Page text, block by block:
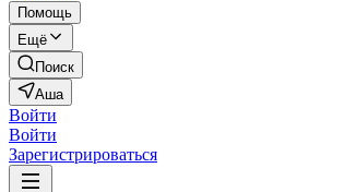
Помощь
Ещё
Поиск
Аша
Войти
Войти
Зарегистрироваться